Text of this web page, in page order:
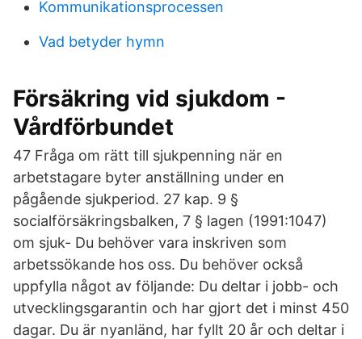
Kommunikationsprocessen
Vad betyder hymn
Försäkring vid sjukdom -
Vårdförbundet
47 Fråga om rätt till sjukpenning när en
arbetstagare byter anställning under en
pågående sjukperiod. 27 kap. 9 §
socialförsäkringsbalken, 7 § lagen (1991:1047)
om sjuk- Du behöver vara inskriven som
arbetssökande hos oss. Du behöver också
uppfylla något av följande: Du deltar i jobb- och
utvecklingsgarantin och har gjort det i minst 450
dagar. Du är nyanländ, har fyllt 20 år och deltar i